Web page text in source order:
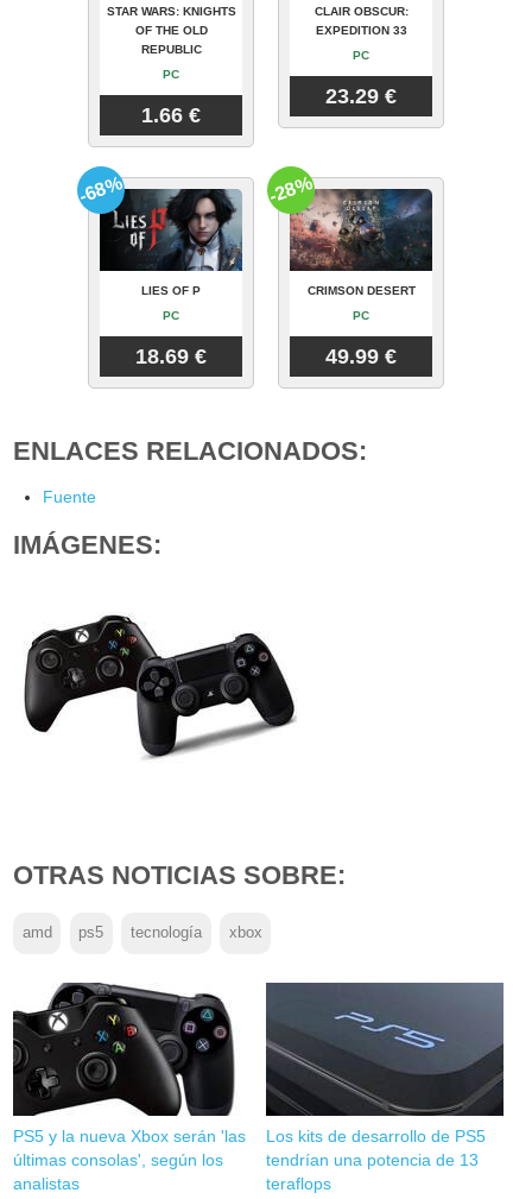
STAR WARS: KNIGHTS
OF THE OLD
REPUBLIC
PC
1.66 €
CLAIR OBSCUR:
EXPEDITION 33
PC
23.29 €
LIES OF P
PC
18.69 €
-68%
CRIMSON DESERT
PC
49.99 €
-28%
ENLACES RELACIONADOS:
Fuente
IMÁGENES:
OTRAS NOTICIAS SOBRE:
amd ps5 tecnología xbox
PS5 y la nueva Xbox serán 'las
últimas consolas', según los
analistas
Los kits de desarrollo de PS5
tendrían una potencia de 13
teraflops